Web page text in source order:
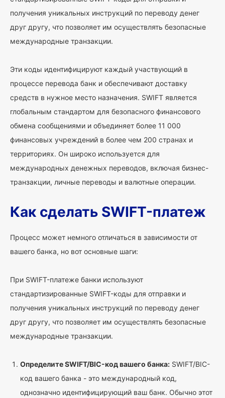
получения уникальных инструкций по переводу денег
друг другу, что позволяет им осуществлять безопасные
международные транзакции.
Эти коды идентифицируют каждый участвующий в
процессе перевода банк и обеспечивают доставку
средств в нужное место назначения. SWIFT является
глобальным стандартом для безопасного финансового
обмена сообщениями и объединяет более 11 000
финансовых учреждений в более чем 200 странах и
территориях. Он широко используется для
международных денежных переводов, включая бизнес-
транзакции, личные переводы и валютные операции.
Как сделать SWIFT-платеж
Процесс может немного отличаться в зависимости от
вашего банка, но вот основные шаги:
При SWIFT-платеже банки используют
стандартизированные SWIFT-коды для отправки и
получения уникальных инструкций по переводу денег
друг другу, что позволяет им осуществлять безопасные
международные транзакции.
Определите SWIFT/BIC-код вашего банка: SWIFT/BIC-
код вашего банка - это международный код,
однозначно идентифицирующий ваш банк. Обычно этот